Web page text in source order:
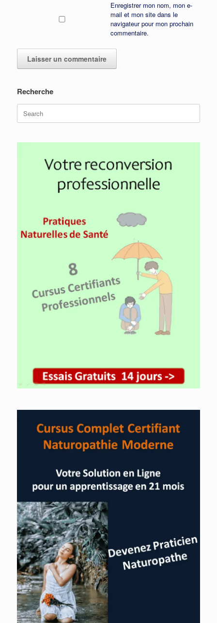
Enregistrer mon nom, mon e-
mail et mon site dans le
navigateur pour mon prochain
commentaire.
Recherche
Search
for: